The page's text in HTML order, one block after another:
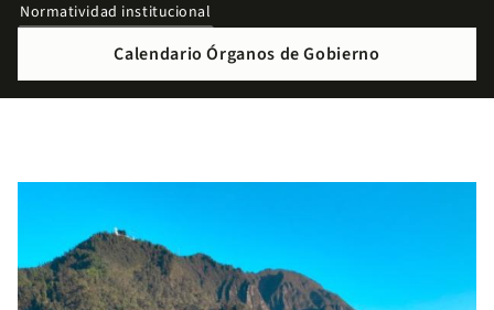
Normatividad institucional
Calendario Órganos de Gobierno